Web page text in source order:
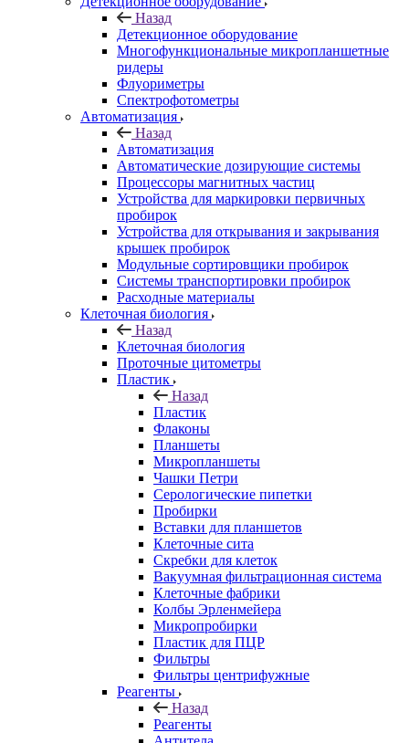
Назад
Детекционное оборудование
Многофункциональные микропланшетные
ридеры
Флуориметры
Спектрофотометры
Автоматизация
Назад
Автоматизация
Автоматические дозирующие системы
Процессоры магнитных частиц
Устройства для маркировки первичных
пробирок
Устройства для открывания и закрывания
крышек пробирок
Модульные сортировщики пробирок
Системы транспортировки пробирок
Расходные материалы
Клеточная биология
Назад
Клеточная биология
Проточные цитометры
Пластик
Назад
Пластик
Флаконы
Планшеты
Микропланшеты
Чашки Петри
Серологические пипетки
Пробирки
Вставки для планшетов
Клеточные сита
Скребки для клеток
Вакуумная фильтрационная система
Клеточные фабрики
Колбы Эрленмейера
Микропробирки
Пластик для ПЦР
Фильтры
Фильтры центрифужные
Реагенты
Назад
Реагенты